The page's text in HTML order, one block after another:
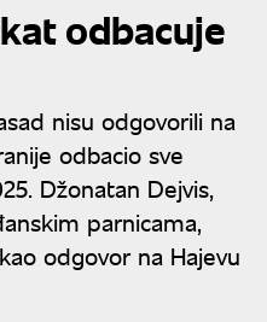
odbacuje
nisu odgovorili na
odbacio sve
Džonatan Dejvis,
parnicama,
odgovor na Hajevu